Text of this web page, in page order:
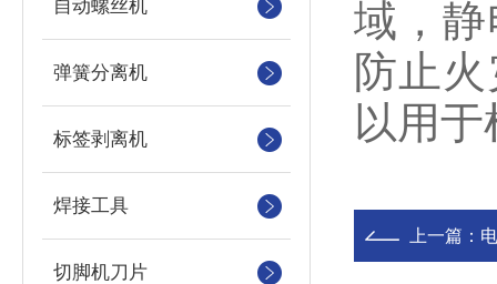
自动螺丝机
弹簧分离机
标签剥离机
焊接工具
切脚机刀片
域，
防止
以用
上一篇：